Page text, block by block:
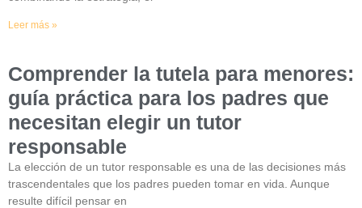
Leer más »
Comprender la tutela para menores:
guía práctica para los padres que
necesitan elegir un tutor
responsable
La elección de un tutor responsable es una de las decisiones más
trascendentales que los padres pueden tomar en vida. Aunque
resulte difícil pensar en